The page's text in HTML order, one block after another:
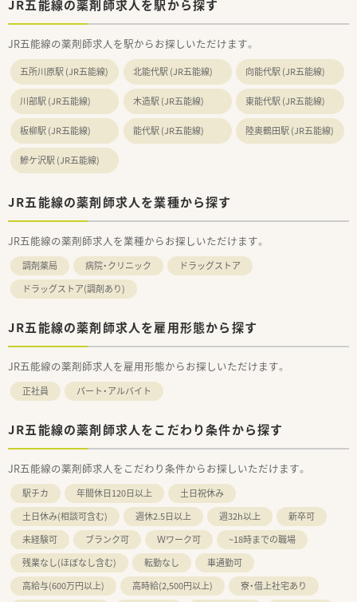
り、衣食住の住の分野から豊かな暮らしの実現に貢献していま
す。
【想定される業務内容】
■面対応による処方箋の調剤業務や服薬指導を中心として、患者
様一人ひとりに寄り添った丁寧なカウンセリングを実施しま
す。
■ドラッグストア併設店としてOTC医薬品の販売や健康相談も
担当し、セルフメディケーションの推進にも深く関わります。
■多くの医療機関からの処方箋を応需するため、医薬品の品目数
JR五能線の薬剤師求人を駅から探す
JR五能線の薬剤師求人を駅からお探しいただけます。
五所川原駅 (JR五能線) 北能代駅 (JR五能線) 向能代駅 (JR五能線)
川部駅 (JR五能線) 木造駅 (JR五能線) 東能代駅 (JR五能線)
板柳駅 (JR五能線) 能代駅 (JR五能線) 陸奥鶴田駅 (JR五能線)
鰺ケ沢駅 (JR五能線)
JR五能線の薬剤師求人を業種から探す
JR五能線の薬剤師求人を業種からお探しいただけます。
調剤薬局 病院・クリニック
ドラッグストア
ドラッグストア(調剤あり)
JR五能線の薬剤師求人を雇用形態から探す
JR五能線の薬剤師求人を雇用形態からお探しいただけます。
正社員 パート・アルバイト
JR五能線の薬剤師求人をこだわり条件から探す
JR五能線の薬剤師求人をこだわり条件からお探しいただけます。
駅チカ 年間休日120日以上
土日祝休み
土日休み(相談可含む)
週休2.5日以上 週32h以上
新卒可
未経験可
ブランク可 Ｗワーク可
~18時までの職場
残業なし(ほぼなし含む)
転勤なし
車通勤可
高給与(600万円以上)
高時給(2,500円以上)
寮・借上社宅あり